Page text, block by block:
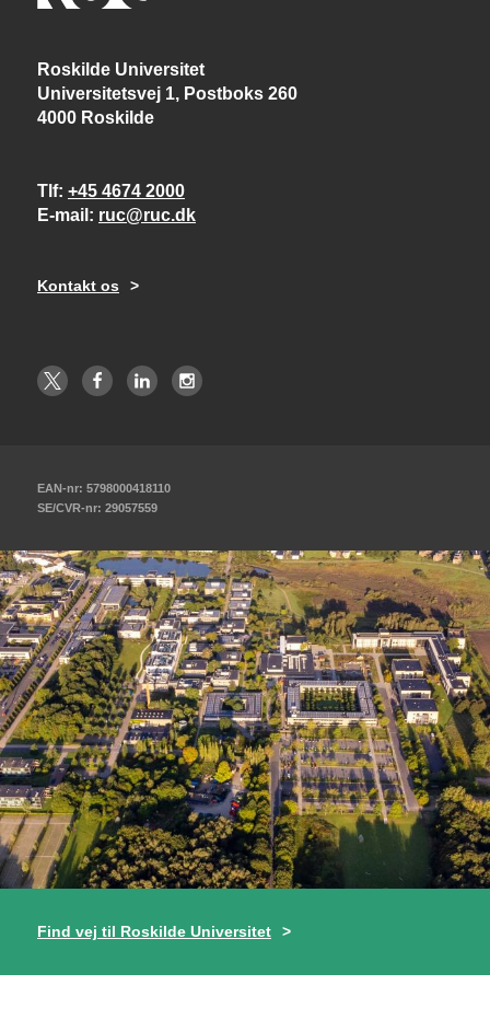
Roskilde Universitet
Universitetsvej 1, Postboks 260
4000 Roskilde
Tlf +45 4674 2000
E-mail
ruc@ruc.dk
Kontakt os
EAN-nr: 5798000418110
SE/CVR-nr: 29057559
Find vej til Roskilde Universitet